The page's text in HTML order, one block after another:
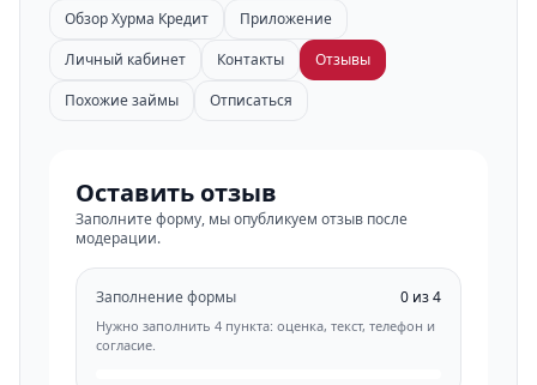
Обзор Хурма Кредит
Приложение
Личный кабинет
Контакты
Отзывы
Похожие займы
Отписаться
Оставить отзыв
Заполните форму, мы опубликуем отзыв после
модерации.
Заполнение формы 0 из 4
Нужно заполнить 4 пункта: оценка, текст, телефон и
согласие.